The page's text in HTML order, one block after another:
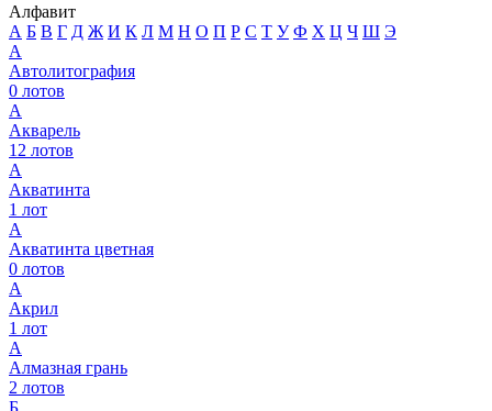
Алфавит
А Б В Г Д Ж И К Л М Н О П Р С Т У Ф Х Ц Ч Ш Э
А
Автолитография
0 лотов
А
Акварель
12 лотов
А
Акватинта
1 лот
А
Акватинта цветная
0 лотов
А
Акрил
1 лот
А
Алмазная грань
2 лотов
Б